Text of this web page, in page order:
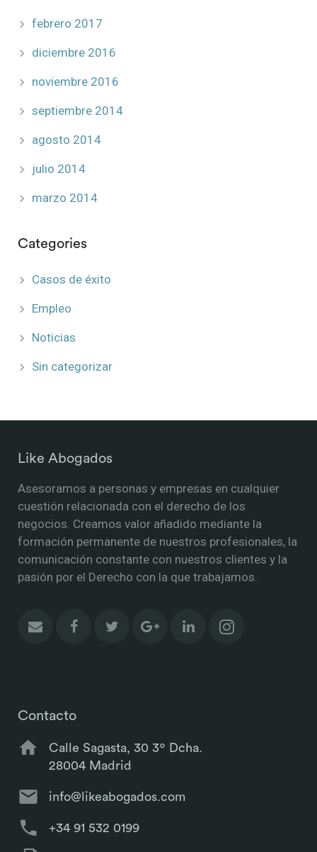
febrero 2017
diciembre 2016
noviembre 2016
septiembre 2014
agosto 2014
julio 2014
marzo 2014
Categories
Casos de éxito
Empleo
Noticias
Sin categorizar
Like Abogados
Asesoramos a personas y empresas en cualquier
cuestión relacionada con el derecho de los
negocios. Creamos valor añadido mediante la
formación permanente de nuestros profesionales, la
comunicación constante con nuestros clientes y la
pasión por el Derecho con la que trabajamos.
Contacto
Calle Sagasta, 30 3º Dcha.
28004 Madrid
info@likeabogados.com
+34 91 532 0199